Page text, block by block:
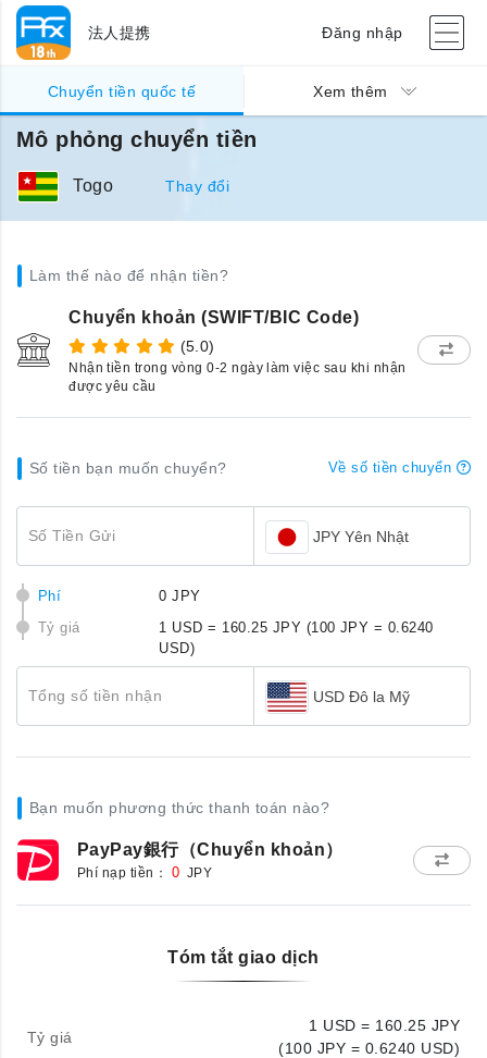
法人提携 Đăng nhập
Chuyển tiền quốc tế Xem thêm
Mô phỏng chuyển tiền
Togo Thay đổi
Làm thế nào để nhận tiền?
Chuyển khoản (SWIFT/BIC Code)
(5.0)
Nhận tiền trong vòng 0-2 ngày làm việc sau khi nhận
được yêu cầu
Số tiền bạn muốn chuyển? Về số tiền chuyển
Số Tiền Gửi JPY Yên Nhật
Phí
0 JPY
Tỷ giá
1 USD = 160.25 JPY (100 JPY = 0.6240
USD)
Tổng số tiền nhận USD Đô la Mỹ
Bạn muốn phương thức thanh toán nào?
PayPay銀行（Chuyển khoản）
Phí nạp tiền： 0 JPY
Tóm tắt giao dịch
Tỷ giá
1 USD = 160.25 JPY
(100 JPY = 0.6240 USD)